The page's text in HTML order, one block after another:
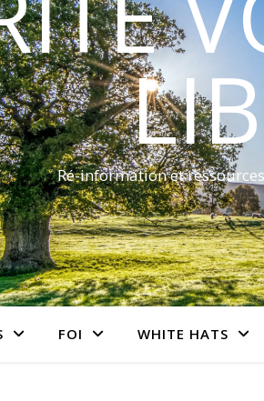
Ré-information et
FOI WHITE HATS